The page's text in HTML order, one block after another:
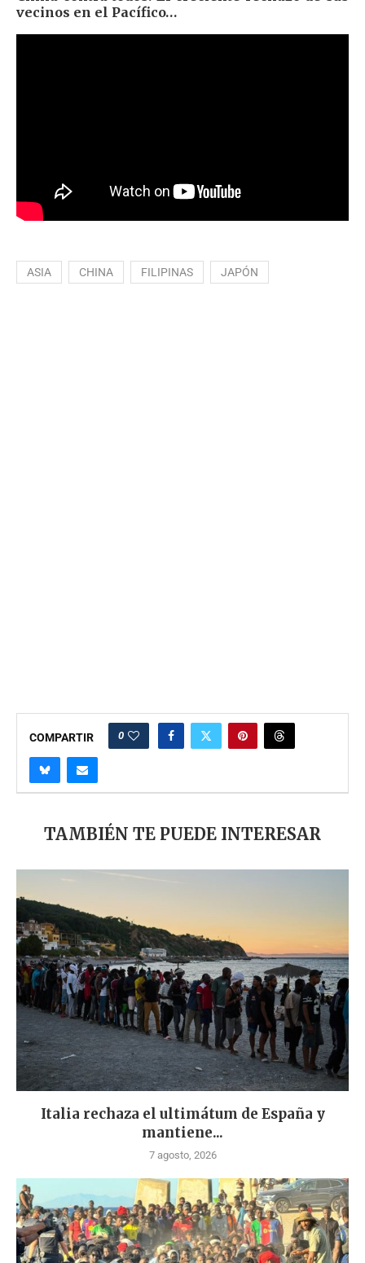
vecinos en el Pacífico…
ASIA CHINA FILIPINAS JAPÓN
COMPARTIR 0
TAMBIÉN TE PUEDE INTERESAR
Italia rechaza el ultimátum de España y
mantiene...
7 agosto, 2026